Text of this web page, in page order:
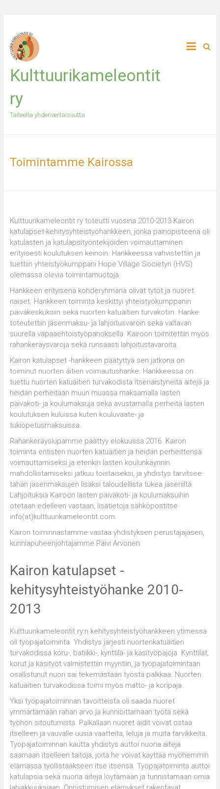
content
Kulttuurikameleontit
ry
Taiteella yhdenvertaisuutta
Toimintamme Kairossa
Kulttuurikameleontit ry toteutti vuosina 2010-2013 Kairon
katulapset-kehitysyhteistyöhankkeen, jonka painopisteenä oli
katulasten ja katulapsityöntekijöiden voimauttaminen
erityisesti koulutuksen keinoin. Hankkeessa vahvistettiin ja
tuettiin yhteistyökumppani Hope Village Societyn (HVS)
olemassa olevia toimintamuotoja.
Hankkeen erityisenä kohderyhmänä olivat tytöt ja nuoret
naiset. Hankkeen toiminta keskittyi yhteistyökumppanin
päiväkeskuksiin sekä nuorten katuäitien turvakotiin. Hanke
toteutettiin jäsenmaksu- ja lahjoitusvaroin sekä valtavan
suurella vapaaehtoistyöpanoksella. Kairoon toimitettiin myös
rahankeräysvaroja sekä runsaasti lahjoitustavaroita.
Kairon katulapset -hankkeen päätyttyä sen jatkona on
toiminut nuorten äitien voimautushanke. Hankkeessa on
tuettu nuorten katuäitien turvakodista itsenäistyneitä äitejä ja
heidän perheitään muun muassa maksamalla lasten
päivakoti- ja koulumaksuja sekä avustamalla perheitä lasten
koulutuksen kuluissa kuten kouluvaate- ja
tukiopetusmaksuissa.
Rahankeräyslupamme päättyy elokuussa 2016. Kairon
toiminta entisten nuorten katuäitien ja heidän perheittensä
voimauttamiseksi ja etenkin lasten koulunkäynnin
mahdollistamiseksi jatkuu toistaiseksi, ja yhdistys tarvitsee
tähän jäsenmaksujen lisäksi taloudellista tukea jäseniltä.
Lahjoituksia Kairoon lasten päiväkoti- ja koulumaksuihin
otetaan edelleen vastaan, lisätietoja sähköpostitse
info(at)kulttuurikameleontit.com.
Kairon toiminnastamme vastaa yhdistyksen perustajajäsen,
kunniapuheenjohtajamme Päivi Arvonen.
Kairon katulapset -
kehitysyhteistyöhanke 2010-
2013
Kulttuurikameleontit ry:n kehitysyhteistyöhankkeen ytimessä
oli työpajatoiminta. Yhdistys järjesti nuortenkatuäitien
turvakodissa koru-, batiikki-, kynttilä- ja käsityöpajoja. Kynttilät,
korut ja käsityöt valmistettiin myyntiin, ja työpajatoimintaan
osallistunut nuori sai tekemästään työstä palkkaa. Nuorten
katuäitien turvakodissa toimi myös matto- ja koripaja.
Yksi työpajatoiminnan tavoitteista oli saada nuoret
ymmärtämään rahan arvo ja kunnioittamaan työtä sekä
työhön sitoutumista. Palkallaan nuoret äidit voivat ostaa
itselleen ja vauvalle uusia vaatteita, leluja ja muita tarvikkeita.
Työpajatoiminnan kautta yhdistys auttoi nuoria äitejä
saamaan itselleen taitoja, joita he voivat käyttää myöhemmin
elämässä työllistääkseen itse itsensä. Työpajatoiminta auttoi
katulapsia sekä nuoria äitejä löytämään ja tunnistamaan omia